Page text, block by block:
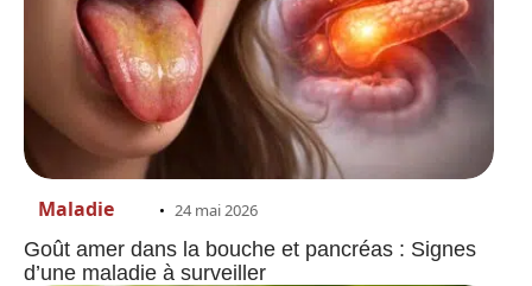
Maladie 24 mai 2026
Goût amer dans la bouche et pancréas : Signes
d’une maladie à surveiller